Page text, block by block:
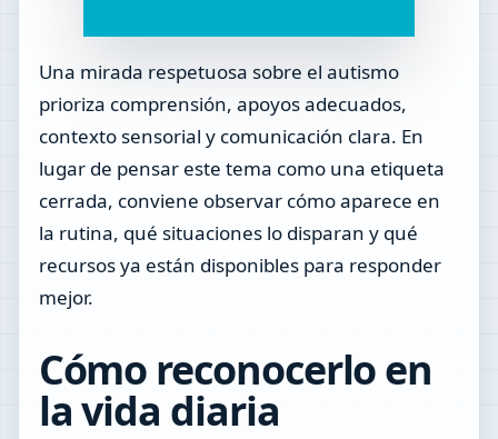
Una mirada respetuosa sobre el autismo
prioriza comprensión, apoyos adecuados,
contexto sensorial y comunicación clara. En
lugar de pensar este tema como una etiqueta
cerrada, conviene observar cómo aparece en
la rutina, qué situaciones lo disparan y qué
recursos ya están disponibles para responder
mejor.
Cómo reconocerlo en
la vida diaria